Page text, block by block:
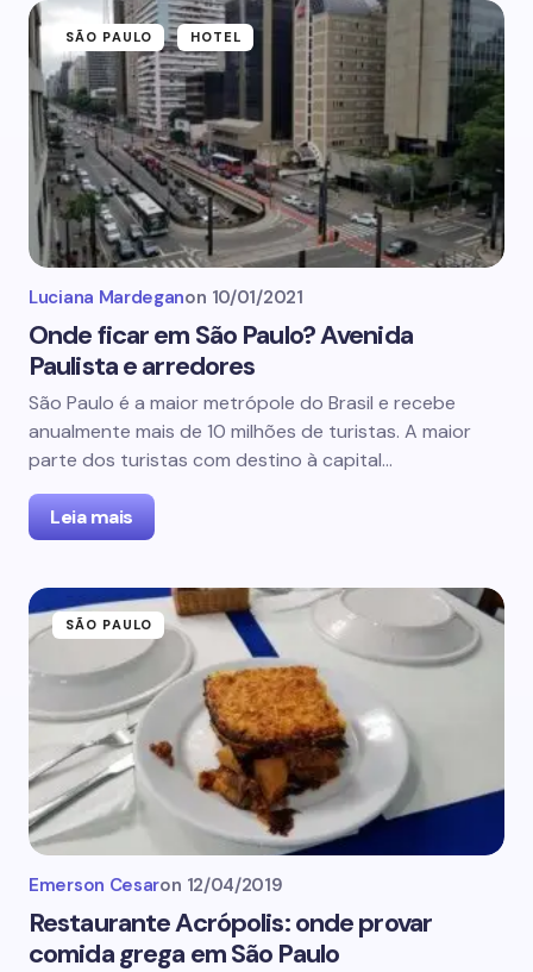
SÃO PAULO HOTEL
Luciana Mardeganon 10/01/2021
Onde ficar em São Paulo? Avenida
Paulista e arredores
São Paulo é a maior metrópole do Brasil e recebe
anualmente mais de 10 milhões de turistas. A maior
parte dos turistas com destino à capital…
Leia mais
SÃO PAULO
Emerson Cesaron 12/04/2019
Restaurante Acrópolis: onde provar
comida grega em São Paulo